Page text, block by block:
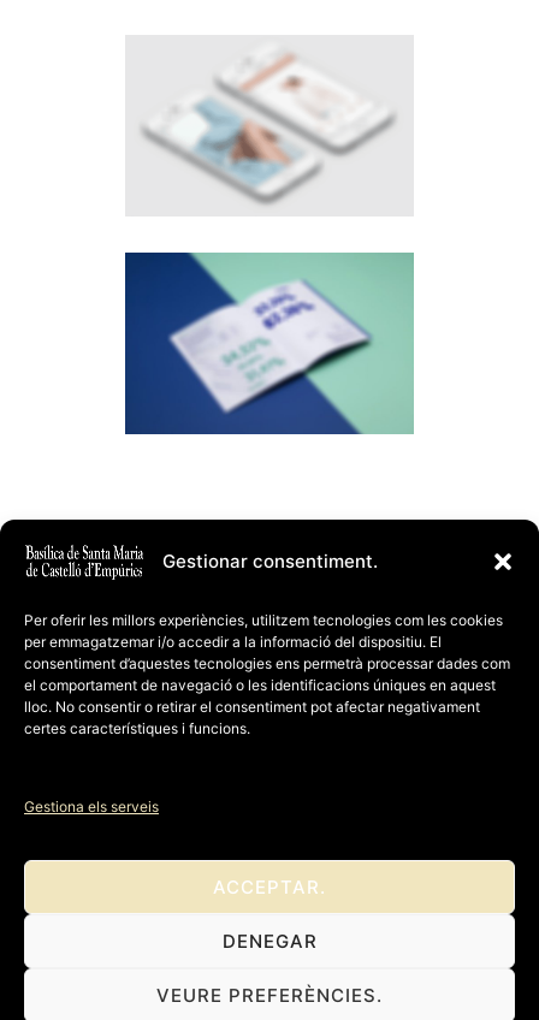
Gestionar consentiment.
Per oferir les millors experiències, utilitzem tecnologies com les cookies
per emmagatzemar i/o accedir a la informació del dispositiu. El
consentiment d’aquestes tecnologies ens permetrà processar dades com
el comportament de navegació o les identificacions úniques en aquest
lloc. No consentir o retirar el consentiment pot afectar negativament
certes característiques i funcions.
Gestiona els serveis
ACCEPTAR.
DENEGAR
VEURE PREFERÈNCIES.
Aqua
Branding· Web
F-mdls
Branding·Web
- Política de privacitat - RGPD - Galetes